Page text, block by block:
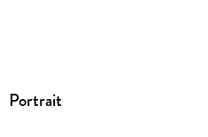
Portrait